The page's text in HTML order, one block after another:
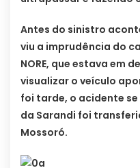
Antes do sinistro
viu a imprudência do
NORE, que estava em
visualizar o veículo
foi tarde, o acidente
da Sarandi foi
Mossoró.